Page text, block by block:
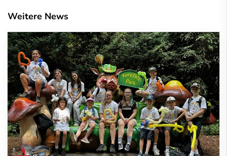
Weitere News